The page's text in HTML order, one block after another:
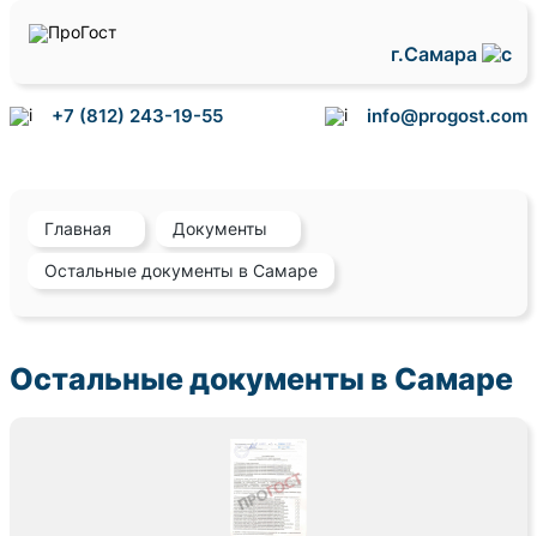
г.Самара
+7 (812) 243-19-55 info@progost.com
Главная Документы
Остальные документы в Самаре
Остальные документы в Самаре